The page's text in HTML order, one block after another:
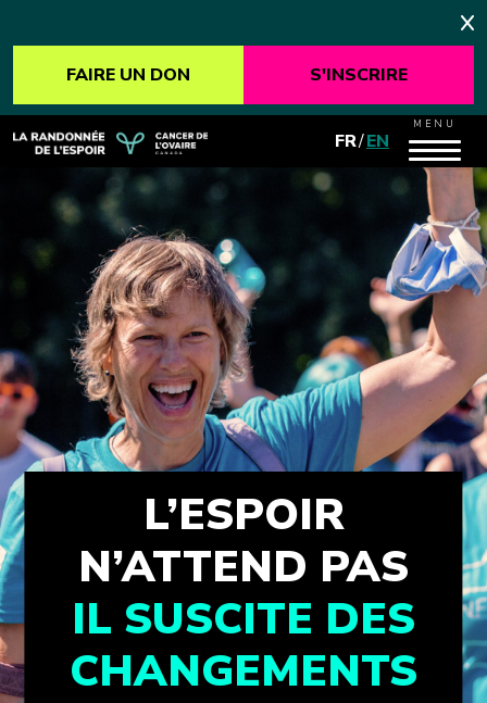
FAIRE UN DON S'INSCRIRE
FR/EN
MENU
L’ESPOIR
N’ATTEND PAS
IL SUSCITE DES
CHANGEMENTS